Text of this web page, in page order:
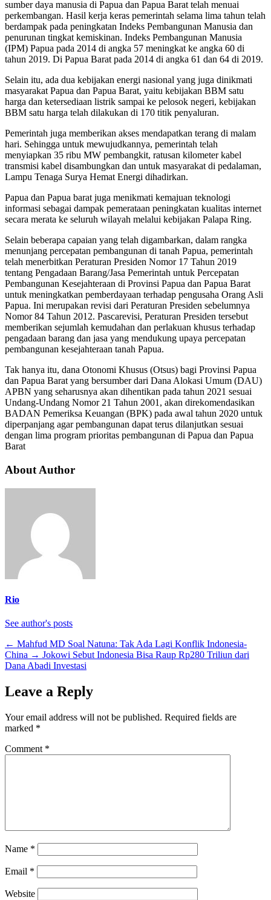
sumber daya manusia di Papua dan Papua Barat telah menuai
perkembangan. Hasil kerja keras pemerintah selama lima tahun telah
berdampak pada peningkatan Indeks Pembangunan Manusia dan
penurunan tingkat kemiskinan. Indeks Pembangunan Manusia
(IPM) Papua pada 2014 di angka 57 meningkat ke angka 60 di
tahun 2019. Di Papua Barat pada 2014 di angka 61 dan 64 di 2019.
Selain itu, ada dua kebijakan energi nasional yang juga dinikmati
masyarakat Papua dan Papua Barat, yaitu kebijakan BBM satu
harga dan ketersediaan listrik sampai ke pelosok negeri, kebijakan
BBM satu harga telah dilakukan di 170 titik penyaluran.
Pemerintah juga memberikan akses mendapatkan terang di malam
hari. Sehingga untuk mewujudkannya, pemerintah telah
menyiapkan 35 ribu MW pembangkit, ratusan kilometer kabel
transmisi kabel disambungkan dan untuk masyarakat di pedalaman,
Lampu Tenaga Surya Hemat Energi dihadirkan.
Papua dan Papua barat juga menikmati kemajuan teknologi
informasi sebagai dampak pemerataan peningkatan kualitas internet
secara merata ke seluruh wilayah melalui kebijakan Palapa Ring.
Selain beberapa capaian yang telah digambarkan, dalam rangka
menunjang percepatan pembangunan di tanah Papua, pemerintah
telah menerbitkan Peraturan Presiden Nomor 17 Tahun 2019
tentang Pengadaan Barang/Jasa Pemerintah untuk Percepatan
Pembangunan Kesejahteraan di Provinsi Papua dan Papua Barat
untuk meningkatkan pemberdayaan terhadap pengusaha Orang Asli
Papua. Ini merupakan revisi dari Peraturan Presiden sebelumnya
Nomor 84 Tahun 2012. Pascarevisi, Peraturan Presiden tersebut
memberikan sejumlah kemudahan dan perlakuan khusus terhadap
pengadaan barang dan jasa yang mendukung upaya percepatan
pembangunan kesejahteraan tanah Papua.
Tak hanya itu, dana Otonomi Khusus (Otsus) bagi Provinsi Papua
dan Papua Barat yang bersumber dari Dana Alokasi Umum (DAU)
APBN yang seharusnya akan dihentikan pada tahun 2021 sesuai
Undang-Undang Nomor 21 Tahun 2001, akan direkomendasikan
BADAN Pemeriksa Keuangan (BPK) pada awal tahun 2020 untuk
diperpanjang agar pembangunan dapat terus dilanjutkan sesuai
dengan lima program prioritas pembangunan di Papua dan Papua
Barat
About Author
Rio
See author's posts
← Mahfud MD Soal Natuna: Tak Ada Lagi Konflik Indonesia-
China → Jokowi Sebut Indonesia Bisa Raup Rp280 Triliun dari
Dana Abadi Investasi
Leave a Reply
Your email address will not be published. Required fields are
marked *
Comment *
Name *
Email *
Website